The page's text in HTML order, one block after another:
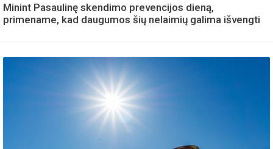
Minint Pasaulinę skendimo prevencijos dieną,
primename, kad daugumos šių nelaimių galima išvengti